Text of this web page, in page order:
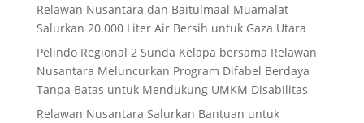
Relawan Nusantara dan Baitulmaal Muamalat
Salurkan 20.000 Liter Air Bersih untuk Gaza Utara
Pelindo Regional 2 Sunda Kelapa bersama Relawan
Nusantara Meluncurkan Program Difabel Berdaya
Tanpa Batas untuk Mendukung UMKM Disabilitas
Relawan Nusantara Salurkan Bantuan untuk